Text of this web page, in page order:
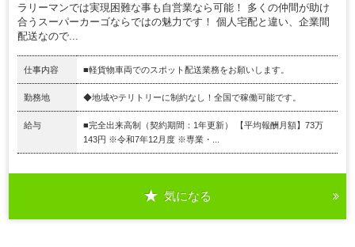
ラリーマンでは実現困難な事も自営業なら可能！ 多くの仲間が助け
合うスーパーカーゴならではの魅力です！ 個人宅配と違い、企業間
配送なので...
仕事内容 ■軽貨物車両でのスポット配送業務をお願いします。
勤務地 ◆地域やテリトリーに制約なし！全国で稼働可能です。
給与
■完全出来高制（契約期間：1年更新） 【平均報酬月額】73万
143円 ※令和7年12月度 ※専業・...
気になる